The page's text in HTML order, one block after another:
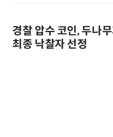
경찰 압수 코인, 두나
최종 낙찰자 선정